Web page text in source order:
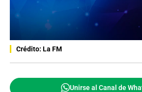
Crédito: La FM
Unirse al Canal de